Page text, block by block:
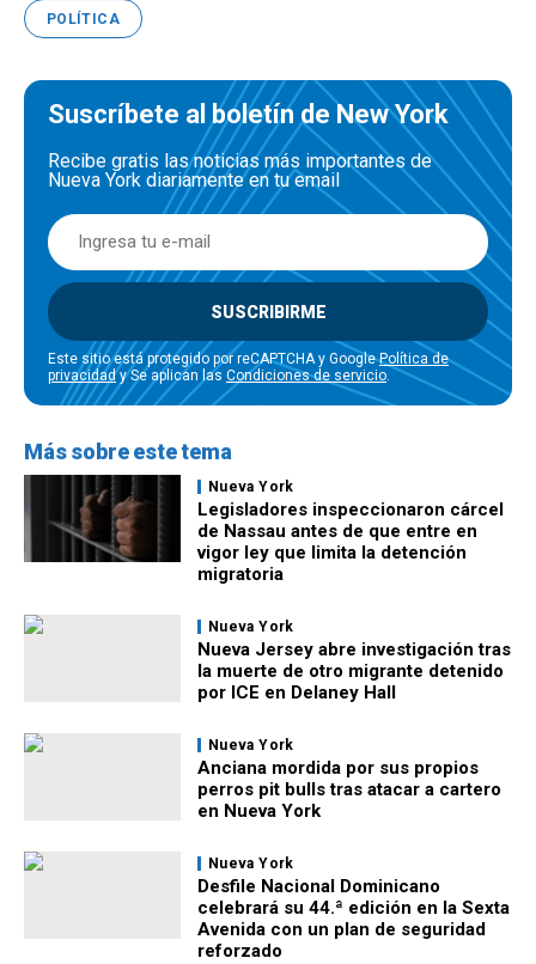
POLÍTICA
Suscríbete al boletín de New York
Recibe gratis las noticias más importantes de
Nueva York diariamente en tu email
SUSCRIBIRME
Este sitio está protegido por reCAPTCHA y GooglePolítica de
privacidady Se aplican las Condiciones de servicio.
Más sobre este tema
Nueva York
Legisladores inspeccionaron cárcel
de Nassau antes de que entre en
vigor ley que limita la detención
migratoria
Nueva York
Nueva Jersey abre investigación tras
la muerte de otro migrante detenido
por ICE en Delaney Hall
Nueva York
Anciana mordida por sus propios
perros pit bulls tras atacar a cartero
en Nueva York
Nueva York
Desfile Nacional Dominicano
celebrará su 44.ª edición en la Sexta
Avenida con un plan de seguridad
reforzado